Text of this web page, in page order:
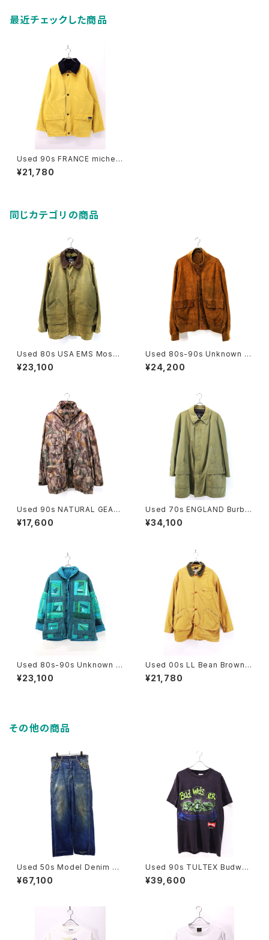
最近チェックした商品
Used 90s FRANCE michel
beaudouin Reversible Mid
dle Coat Jacket Size L 相
¥21,780
同じカテゴリの商品
Used 80s USA EMS Moss
Green Duck Cotton Huntin
g Field Jacket Size L 古着
¥23,100
Used 80s-90s Unknown B
rown Tanned Leather Valst
ar Jacket Size 58 XL 相当
¥24,200
Used 90s NATURAL GEAR
Beatiful Real Tree Camo F
ake Suede Mountain Parka
¥17,600
Used 70s ENGLAND Burbe
rrys Equivocal Balmacaan
Half Coat Size L 相当 古着
¥34,100
Used 80s-90s Unknown T
urquoise Quilt Patch Work
Padded Jacket Size L-XL
¥23,100
Used 00s LL Bean Brown
PRIMALOFT Liner Original
Field Hunting Jacket Size
¥21,780
その他の商品
Used 50s Model Denim Pa
inter Pants Size W32 L31
古着
¥67,100
Used 90s TULTEX Budwei
ser Black 3Frog Both Grap
hic T-Shirt Size L 古着
¥39,600